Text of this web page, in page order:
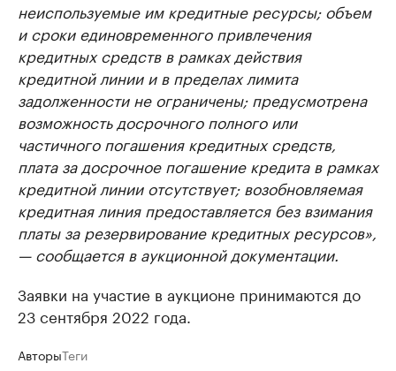
неиспользуемые им кредитные ресурсы; объем
и сроки единовременного привлечения
кредитных средств в рамках действия
кредитной линии и в пределах лимита
задолженности не ограничены; предусмотрена
возможность досрочного полного или
частичного погашения кредитных средств,
плата за досрочное погашение кредита в рамках
кредитной линии отсутствует; возобновляемая
кредитная линия предоставляется без взимания
платы за резервирование кредитных ресурсов»,
— сообщается в аукционной документации.
Заявки на участие в аукционе принимаются до
23 сентября 2022 года.
АвторыТеги